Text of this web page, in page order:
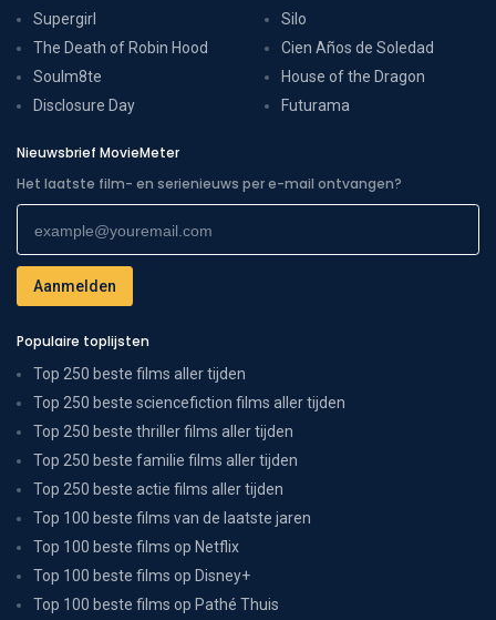
Supergirl
The Death of Robin Hood
Soulm8te
Disclosure Day
Silo
Cien Años de Soledad
House of the Dragon
Futurama
Nieuwsbrief MovieMeter
Het laatste film- en serienieuws per e-mail ontvangen?
Populaire toplijsten
Top 250 beste films aller tijden
Top 250 beste sciencefiction films aller tijden
Top 250 beste thriller films aller tijden
Top 250 beste familie films aller tijden
Top 250 beste actie films aller tijden
Top 100 beste films van de laatste jaren
Top 100 beste films op Netflix
Top 100 beste films op Disney+
Top 100 beste films op Pathé Thuis